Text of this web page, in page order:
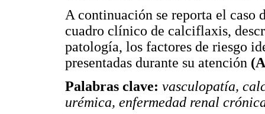
A continuación se reporta el caso
cuadro clínico de calciflaxis,
patología, los factores de riesgo
presentadas durante su atención
Palabras clave: vasculopatía,
urémica, enfermedad renal